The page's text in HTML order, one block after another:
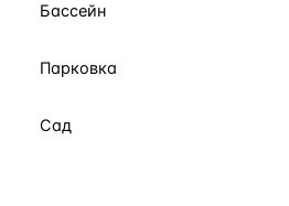
Бассейн
Парковка
Сад